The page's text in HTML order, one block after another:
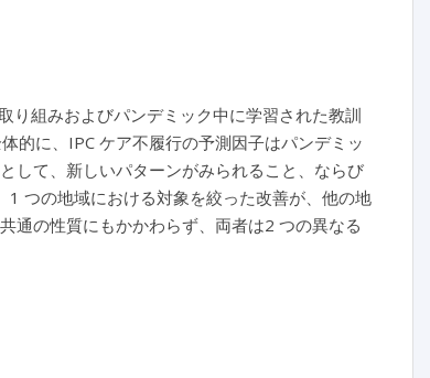
り組みおよびパンデミック中に学習された教訓
的に、IPC ケア不履行の予測因子はパンデミッ
して、新しいパターンがみられること、ならび
1 つの地域における対象を絞った改善が、他の地
通の性質にもかかわらず、両者は2 つの異なる